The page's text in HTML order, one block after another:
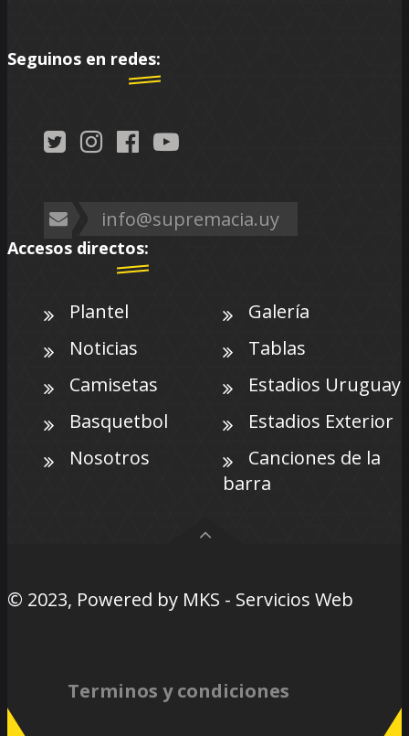
Seguinos en redes:
info@supremacia.uy
Accesos directos:
Plantel
Galería
Noticias
Tablas
Camisetas
Estadios Uruguay
Basquetbol
Estadios Exterior
Nosotros
Canciones de la
barra
© 2023, Powered by MKS - Servicios Web
Terminos y condiciones